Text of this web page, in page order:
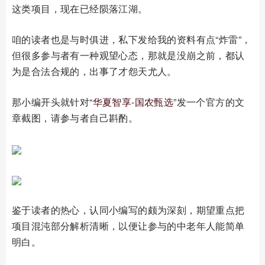
这类项目，现在已经陨落江湖。
咱的读者也是与时俱进，私下发给我的资料有点“炸雷”，
但很多参与者有一种观望心态，那就是没崩之前，都认
为是合法合规的，出事了才怨天尤人。
那小编开头就针对“华夏智享-国农甄选”发一个官方的文
章截图，请参与者自己斟酌。
鉴于读者的热心，认同小编写的颇为深刻，期望重点把
项目混沌部分解析清晰，以便让参与的中老年人能简单
明白。